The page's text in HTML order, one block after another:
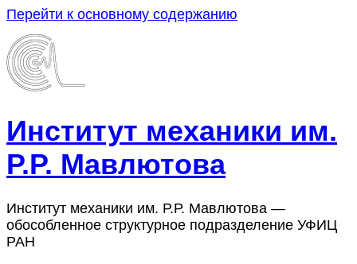
Перейти к основному содержанию
Институт механики им.
Р.Р. Мавлютова
Институт механики им. Р.Р. Мавлютова —
обособленное структурное подразделение УФИЦ
РАН